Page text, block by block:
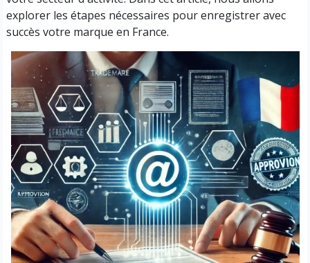
explorer les étapes nécessaires pour enregistrer avec
succès votre marque en France.